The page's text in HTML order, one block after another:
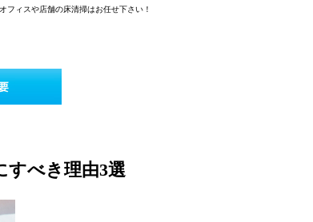
フィスや店舗の床清掃はお任せ下さい！
すべき理由3選